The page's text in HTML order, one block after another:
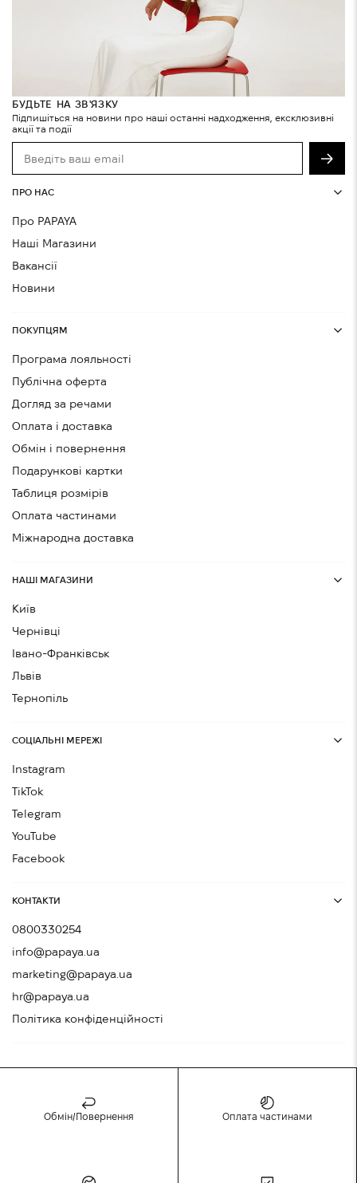
БУДЬТЕ НА ЗВ'ЯЗКУ
Підпишіться на новини про наші останні надходження, ексклюзивні
акції та події
ПРО НАС
Про PAPAYA
Наші Магазини
Вакансії
Новини
ПОКУПЦЯМ
Програма лояльності
Публічна оферта
Догляд за речами
Оплата і доставка
Обмін і повернення
Подарункові картки
Таблиця розмірів
Оплата частинами
Міжнародна доставка
НАШІ МАГАЗИНИ
Київ
Чернівці
Івано-Франківськ
Львів
Тернопіль
СОЦІАЛЬНІ МЕРЕЖІ
Instagram
TikTok
Telegram
YouTube
Facebook
КОНТАКТИ
0800330254
info@papaya.ua
marketing@papaya.ua
hr@papaya.ua
Політика конфіденційності
Обмін/Повернення Оплата частинами